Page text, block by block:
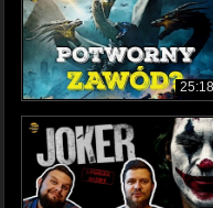
25:18